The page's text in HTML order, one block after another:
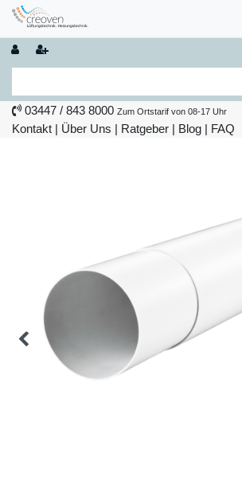
03447 / 843 8000 Zum Ortstarif von 08-17 Uhr
Kontakt | Über Uns | Ratgeber | Blog | FAQ